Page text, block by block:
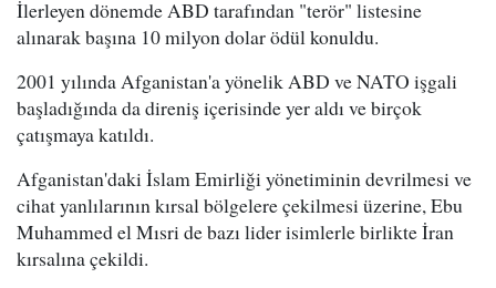
İlerleyen dönemde ABD tarafından "terör" listesine
alınarak başına 10 milyon dolar ödül konuldu.
2001 yılında Afganistan'a yönelik ABD ve NATO işgali
başladığında da direniş içerisinde yer aldı ve birçok
çatışmaya katıldı.
Afganistan'daki İslam Emirliği yönetiminin devrilmesi ve
cihat yanlılarının kırsal bölgelere çekilmesi üzerine, Ebu
Muhammed el Mısri de bazı lider isimlerle birlikte İran
kırsalına çekildi.